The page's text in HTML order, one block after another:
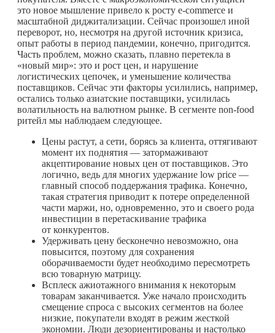
это новое мышление привело к росту e-commerce и
масштабной диджитализации. Сейчас произошел иной
переворот, но, несмотря на другой источник кризиса,
опыт работы в период пандемии, конечно, пригодится.
Часть проблем, можно сказать, плавно перетекла в
«новый мир»: это и рост цен, и нарушение
логистических цепочек, и уменьшение количества
поставщиков. Сейчас эти факторы усилились, например,
остались только азиатские поставщики, усилилась
волатильность на валютном рынке. В сегменте non-food
ритейл мы наблюдаем следующее.
Цены растут, а сети, борясь за клиента, оттягивают
момент их поднятия — затормаживают
акцептирование новых цен от поставщиков. Это
логично, ведь для многих удержание low price —
главный способ поддержания трафика. Конечно,
такая стратегия приводит к потере определенной
части маржи, но, одновременно, это и своего рода
инвестиции в перетаскивание трафика
от конкурентов.
Удерживать цену бесконечно невозможно, она
повысится, поэтому для сохранения
оборачиваемости будет необходимо пересмотреть
всю товарную матрицу.
Всплеск ажиотажного внимания к некоторым
товарам заканчивается. Уже начало происходить
смещение спроса с высоких сегментов на более
низкие, покупатели входят в режим жесткой
экономии. Люди дезориентированы и настолько